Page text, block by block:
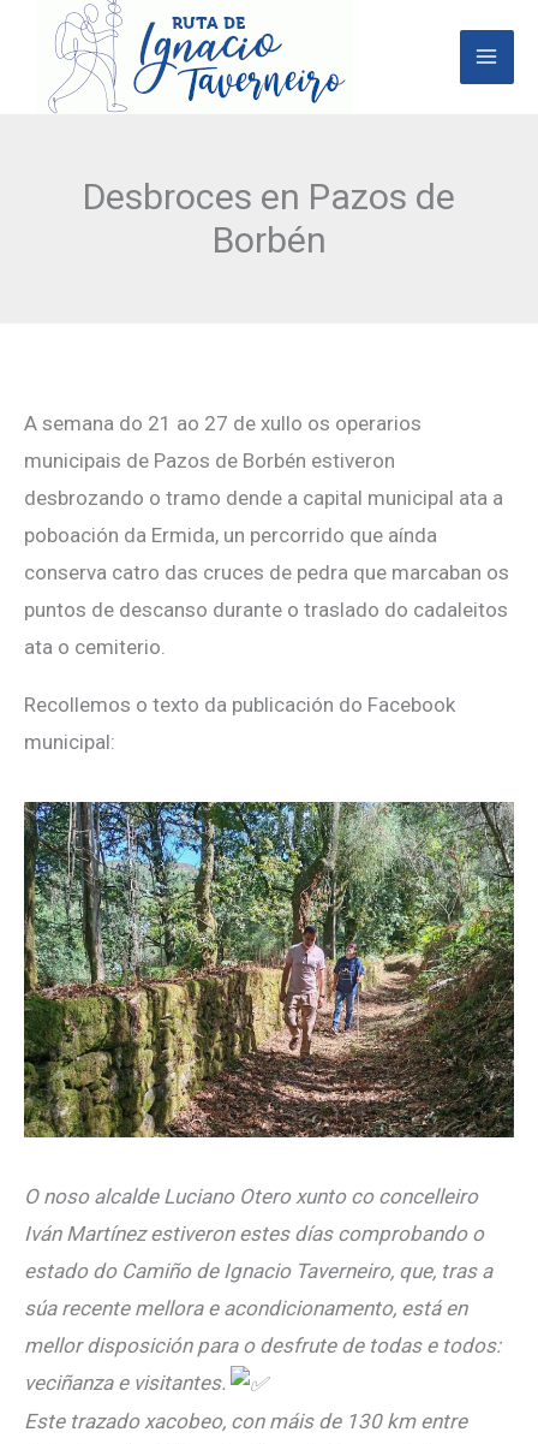
contenido
Desbroces en Pazos de
Borbén
A semana do 21 ao 27 de xullo os operarios
municipais de Pazos de Borbén estiveron
desbrozando o tramo dende a capital municipal ata a
poboación da Ermida, un percorrido que aínda
conserva catro das cruces de pedra que marcaban os
puntos de descanso durante o traslado do cadaleitos
ata o cemiterio.
Recollemos o texto da publicación do Facebook
municipal:
O noso alcalde Luciano Otero xunto co concelleiro
Iván Martínez estiveron estes días comprobando o
estado do Camiño de Ignacio Taverneiro, que, tras a
súa recente mellora e acondicionamento, está en
mellor disposición para o desfrute de todas e todos:
veciñanza e visitantes.
Este trazado xacobeo, con máis de 130 km entre